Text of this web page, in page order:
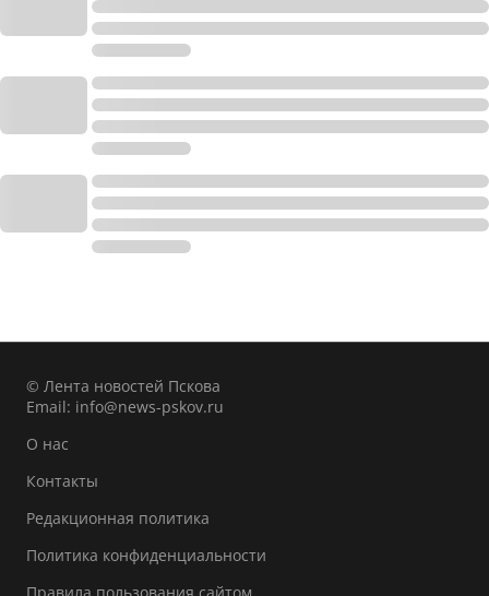
© Лента новостей Пскова
Email: info@news-pskov.ru
О нас
Контакты
Редакционная политика
Политика конфиденциальности